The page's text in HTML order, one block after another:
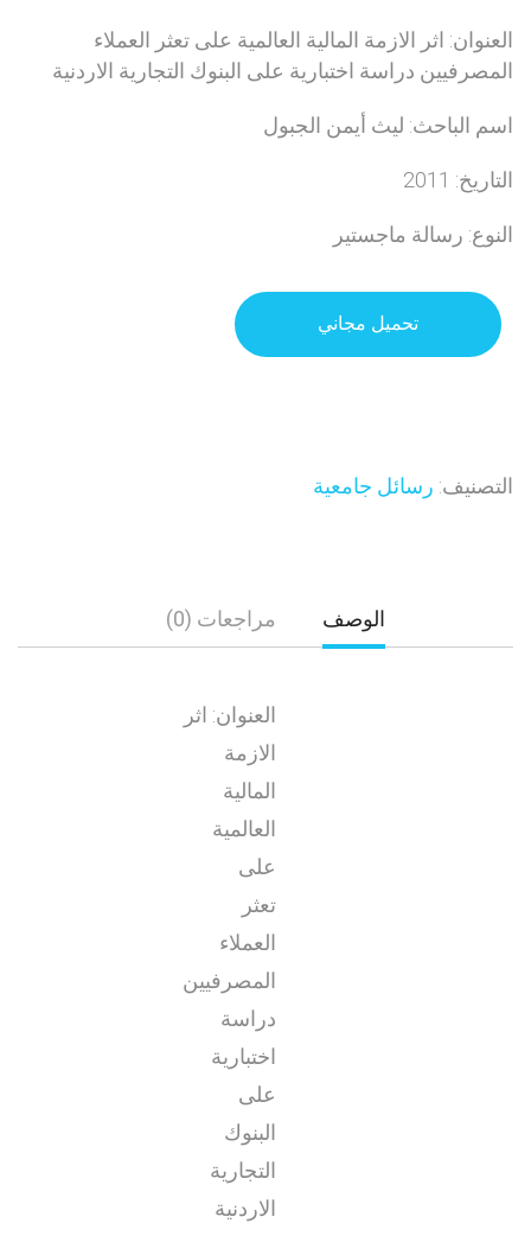
العنوان: اثر الازمة المالية العالمية على تعثر العملاء
المصرفيين دراسة اختبارية على البنوك التجارية الاردنية
اسم الباحث: ليث أيمن الجبول
التاريخ: 2011
النوع: رسالة ماجستير
تحميل مجاني
التصنيف: رسائل جامعية
الوصف مراجعات (0)
العنوان: اثر
الازمة
المالية
العالمية
على
تعثر
العملاء
المصرفيين
دراسة
اختبارية
على
البنوك
التجارية
الاردنية